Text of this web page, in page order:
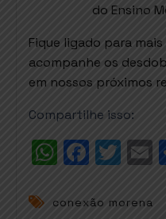
do Ensino
Fique ligado para
acompanhe os
em nossos próximos
Compartilhe isso:
W
h
a
F
a
c
T
w
it
conexão morena